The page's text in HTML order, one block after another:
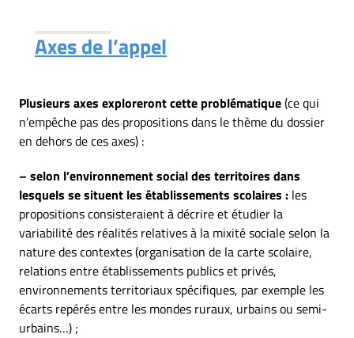
Axes de l’appel
Plusieurs axes exploreront cette problématique(ce qui
n’empêche pas des propositions dans le thème du dossier
en dehors de ces axes) :
– selon l’environnement social des territoires dans
lesquels se situent les établissements scolaires : les
propositions consisteraient à décrire et étudier la
variabilité des réalités relatives à la mixité sociale selon la
nature des contextes (organisation de la carte scolaire,
relations entre établissements publics et privés,
environnements territoriaux spécifiques, par exemple les
écarts repérés entre les mondes ruraux, urbains ou semi-
urbains…) ;